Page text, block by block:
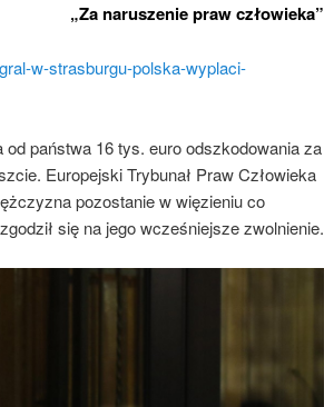
„Za naruszenie praw człowieka”
w-strasburgu-polska-wyplaci-
państwa 16 tys. euro odszkodowania za
Europejski Trybunał Praw Człowieka
pozostanie w więzieniu co
się na jego wcześniejsze zwolnienie.